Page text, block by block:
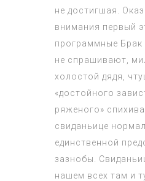
не достигшая.
внимания первый
программные Брак
не спрашивают,
холостой дядя,
«достойного
ряженого»
свиданьице
единственной
зазнобы.
нашем всех там и